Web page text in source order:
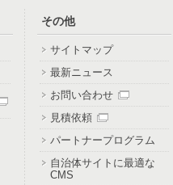
その他
サイトマップ
最新ニュース
お問い合わせ
見積依頼
パートナープログラム
自治体サイトに最適な
CMS